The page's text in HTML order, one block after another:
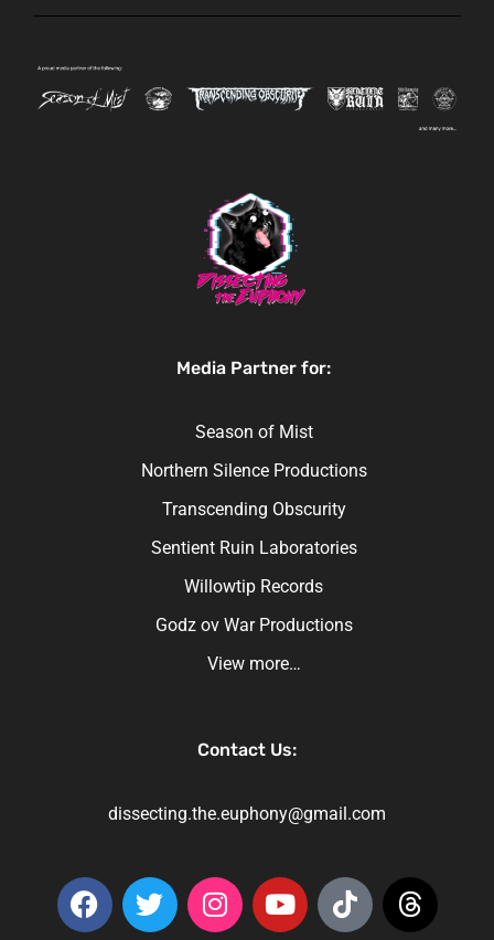
Media Partner for:
Season of Mist
Northern Silence Productions
Transcending Obscurity
Sentient Ruin Laboratories
Willowtip Records
Godz ov War Productions
View more…
Contact Us:
dissecting.the.euphony@gmail.com